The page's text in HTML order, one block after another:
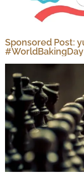
Sponsored Post:
#WorldBakingDay